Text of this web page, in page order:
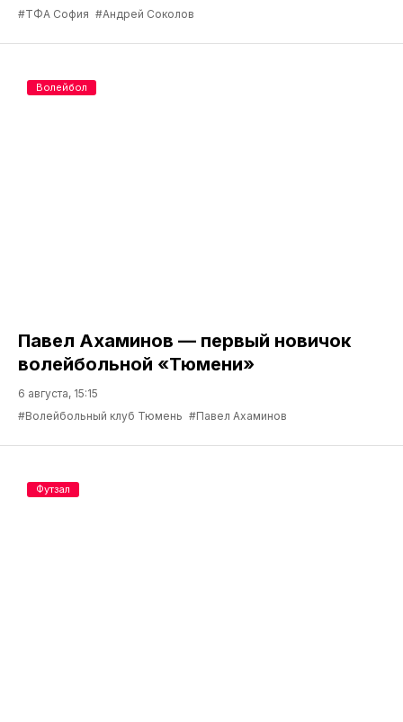
#ТФА София #Андрей Соколов
Павел Ахаминов — первый новичок
волейбольной «Тюмени»
6 августа, 15:15
#Волейбольный клуб Тюмень #Павел Ахаминов
Волейбол
Футзал